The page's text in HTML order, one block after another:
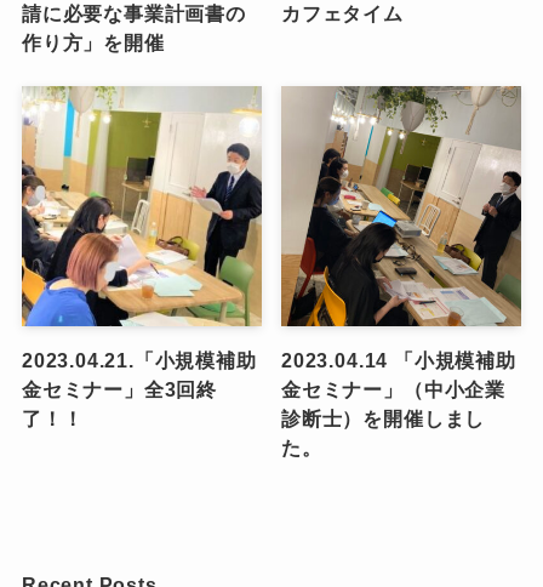
請に必要な事業計画書の
作り方」を開催
カフェタイム
2023.04.21.「小規模補助
金セミナー」全3回終
了！！
2023.04.14 「小規模補助
金セミナー」（中小企業
診断士）を開催しまし
た。